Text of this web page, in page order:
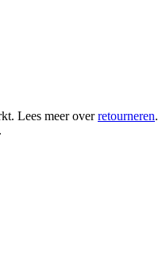
Lees meer overretourneren.